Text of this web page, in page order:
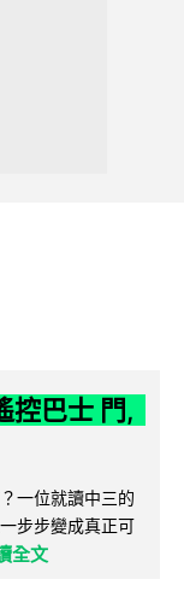
控巴士 門,
一位就讀中三的
步步變成真正可
全文